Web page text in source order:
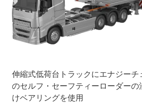
伸縮式低荷台トラックにエナジーチ
のセルフ・セーフティーローダーの
けベアリングを使用